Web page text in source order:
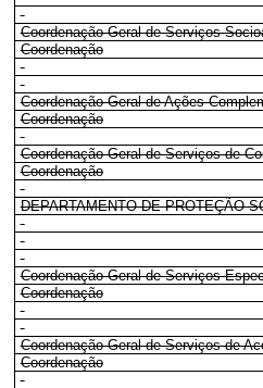
Coordenação-Geral de Serviços
Coordenação
Coordenação-Geral de Ações
Coordenação
Coordenação-Geral de Serviços de
Coordenação
DEPARTAMENTO DE PROTEÇÃO
Coordenação-Geral de Serviços
Coordenação
Coordenação-Geral de Serviços de
Coordenação